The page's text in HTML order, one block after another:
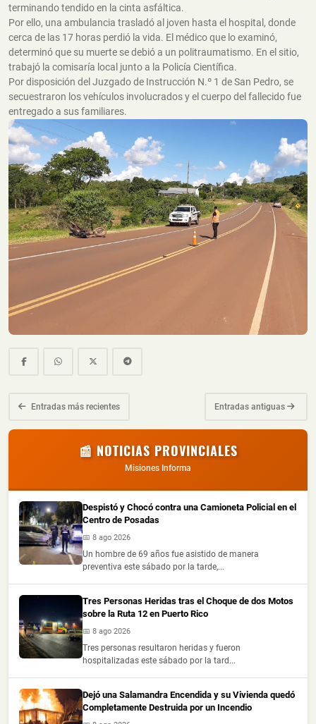
terminando tendido en la cinta asfáltica.
Por ello, una ambulancia trasladó al joven hasta el hospital, donde
cerca de las 17 horas perdió la vida. El médico que lo examinó,
determinó que su muerte se debió a un politraumatismo. En el sitio,
trabajó la comisaría local junto a la Policía Científica.
Por disposición del Juzgado de Instrucción N.º 1 de San Pedro, se
secuestraron los vehículos involucrados y el cuerpo del fallecido fue
entregado a sus familiares.
Entradas más recientes Entradas antiguas
📰 NOTICIAS PROVINCIALES
Misiones Informa
Despistó y Chocó contra una Camioneta Policial en el
Centro de Posadas
📅 8 ago 2026
Un hombre de 69 años fue asistido de manera
preventiva este sábado por la tarde,...
Tres Personas Heridas tras el Choque de dos Motos
sobre la Ruta 12 en Puerto Rico
📅 8 ago 2026
Tres personas resultaron heridas y fueron
hospitalizadas este sábado por la tard...
Dejó una Salamandra Encendida y su Vivienda quedó
Completamente Destruida por un Incendio